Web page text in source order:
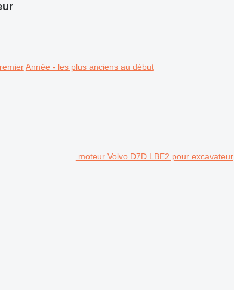
Année - les plus anciens au début
moteur Volvo D7D LBE2 pour excavateur